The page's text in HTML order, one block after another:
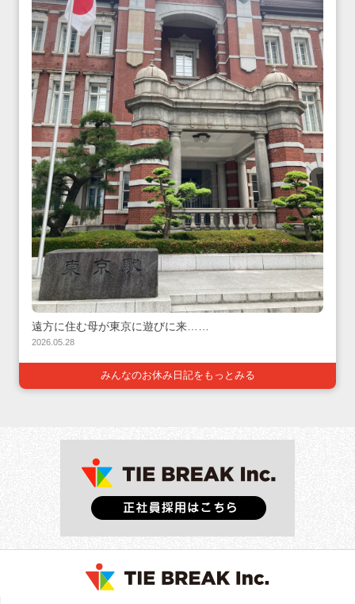
遠方に住む母が東京に遊びに来……
2026.05.28
みんなのお休み日記をもっとみる